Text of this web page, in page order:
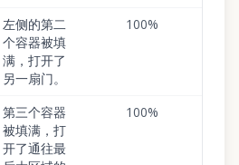
左侧的第二
个容器被填
满，打开了
另一扇门。
100%
第三个容器
被填满，打
开了通往最
100%